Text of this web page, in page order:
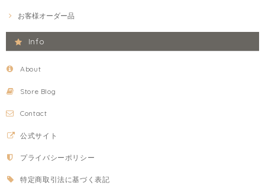
お客様オーダー品
Info
About
Store Blog
Contact
公式サイト
プライバシーポリシー
特定商取引法に基づく表記